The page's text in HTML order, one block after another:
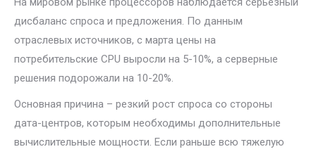
дисбаланс спроса и предложения. По данным
отраслевых источников, с марта цены на
потребительские CPU выросли на 5-10%, а серверные
решения подорожали на 10-20%.
Основная причина – резкий рост спроса со стороны
дата-центров, которым необходимы дополнительные
вычислительные мощности. Если раньше всю тяжелую